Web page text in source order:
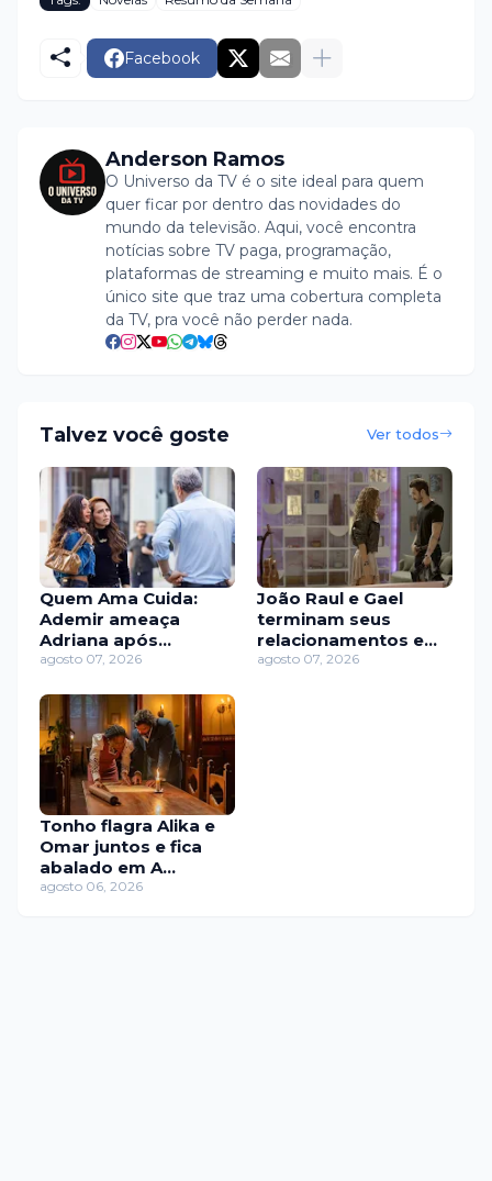
Facebook
Anderson Ramos
O Universo da TV é o site ideal para quem
quer ficar por dentro das novidades do
mundo da televisão. Aqui, você encontra
notícias sobre TV paga, programação,
plataformas de streaming e muito mais. É o
único site que traz uma cobertura completa
da TV, pra você não perder nada.
Talvez você goste Ver todos
Quem Ama Cuida:
Ademir ameaça
Adriana após
suspeitar de
denúncias
agosto 07, 2026
João Raul e Gael
terminam seus
relacionamentos em
meio a crises e
agosto 07, 2026
Tonho flagra Alika e
Omar juntos e fica
abalado em A
Nobreza do Amor
agosto 06, 2026